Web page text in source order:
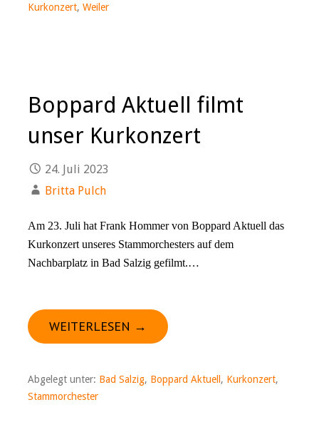
Kurkonzert, Weiler
Boppard Aktuell filmt
unser Kurkonzert
24. Juli 2023
Britta Pulch
Am 23. Juli hat Frank Hommer von Boppard Aktuell das
Kurkonzert unseres Stammorchesters auf dem
Nachbarplatz in Bad Salzig gefilmt.…
WEITERLESEN →
Abgelegt unter: Bad Salzig, Boppard Aktuell , Kurkonzert,
Stammorchester